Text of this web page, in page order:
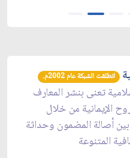
انطلقت الشبكة عام 2002م.
تعنى بنشر المعارف
الإيمانية من خلال
أصالة المضمون وحداثة
المتنوعة